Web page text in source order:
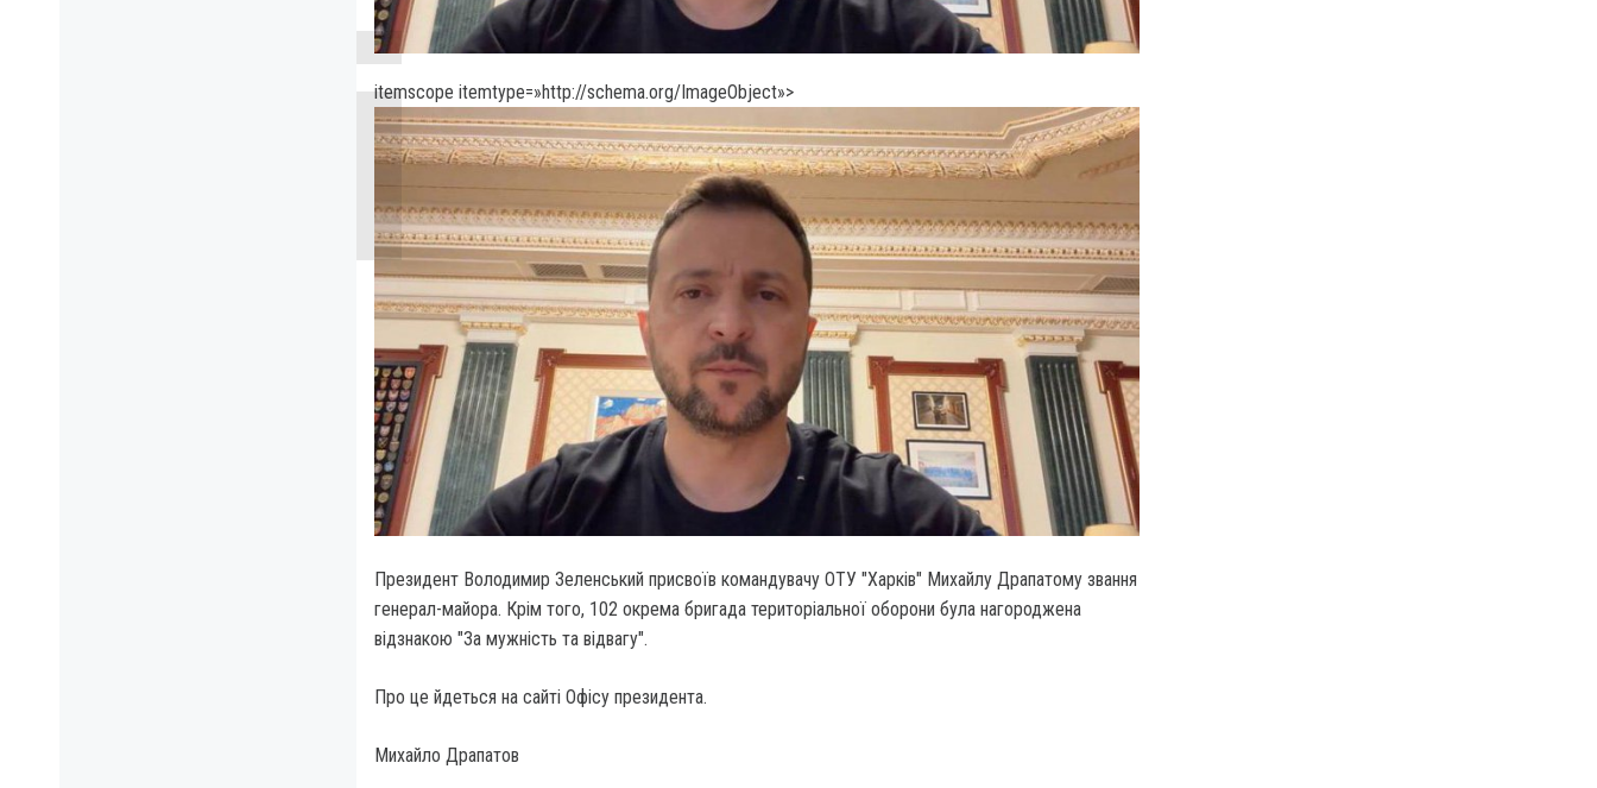
itemscope itemtype=»http://schema.org/ImageObject»>
Президент Володимир Зеленський присвоїв командувачу ОТУ "Харків" Михайлу Драпатому звання
генерал-майора. Крім того, 102 окрема бригада територіальної оборони була нагороджена
відзнакою "За мужність та відвагу".
Про це йдеться на сайті Офісу президента.
Михайло Драпатов